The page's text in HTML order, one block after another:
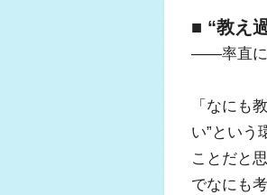
■ “教え
――率直に
「なにも
い”という
ことだと
でなにも